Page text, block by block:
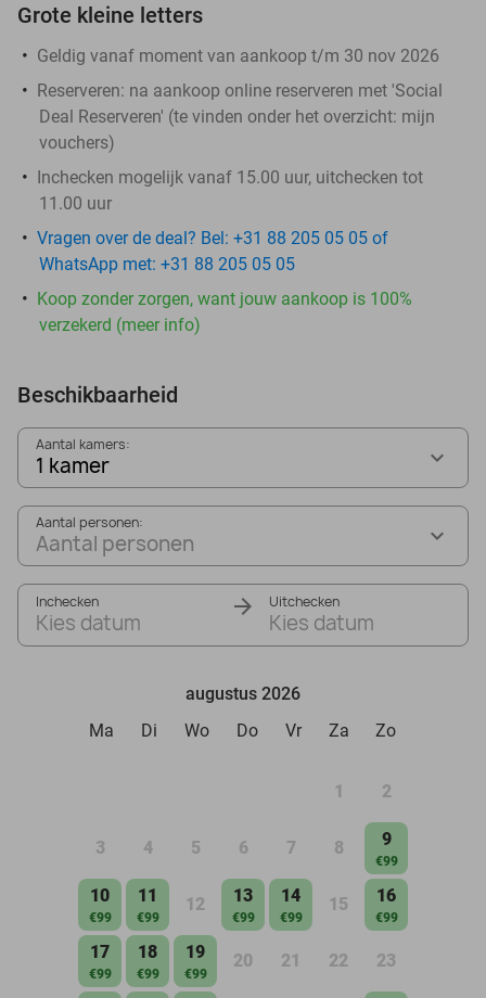
Grote kleine letters
Geldig vanaf moment van aankoop t/m 30 nov 2026
Reserveren: na aankoop online reserveren met 'Social
Deal Reserveren' (te vinden onder het overzicht: mijn
vouchers)
Inchecken mogelijk vanaf 15.00 uur, uitchecken tot
11.00 uur
Vragen over de deal? Bel: +31 88 205 05 05 of
WhatsApp met: +31 88 205 05 05
Koop zonder zorgen, want jouw aankoop is 100%
verzekerd (meer info)
Beschikbaarheid
Aantal kamers:
1 kamer
Aantal personen:
Aantal personen
Inchecken
Kies datum
Uitchecken
Kies datum
augustus 2026
Ma
Di Wo Do Vr Za Zo
1 2
3 4 5 6 7 8 9
€99
10
€99
11
€99
12 13
€99
14
€99
15 16
€99
17
€99
18
€99
19
€99
20 21 22 23